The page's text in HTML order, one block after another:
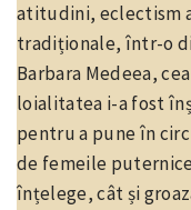
atitudini, eclectism
tradiționale, într-o
Barbara Medeea,
loialitatea i-a fost
pentru a pune în
de femeile
înțelege, cât și